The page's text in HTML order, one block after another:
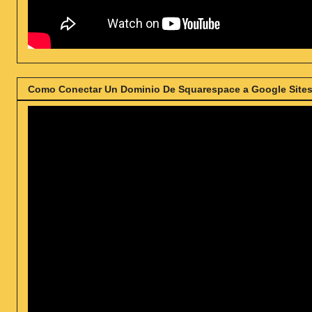
Como Conectar Un Dominio De Squarespace a Google